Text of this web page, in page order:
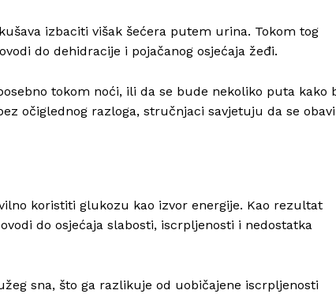
izbaciti višak šećera putem urina. Tokom tog
do dehidracije i pojačanog osjećaja žeđi.
tokom noći, ili da se bude nekoliko puta kako
očiglednog razloga, stručnjaci savjetuju da se obavi
koristiti glukozu kao izvor energije. Kao rezultat
do osjećaja slabosti, iscrpljenosti i nedostatka
sna, što ga razlikuje od uobičajene iscrpljenosti